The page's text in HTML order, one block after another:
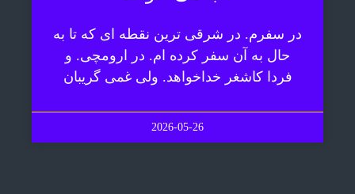
در سفرم. در شرقی ترین نقطه ای که تا به
حال به آن سفر کرده ام. در ارومچی. و
فردا کاشغر خداخواهد. ولی غمی گریبان
2026-05-26